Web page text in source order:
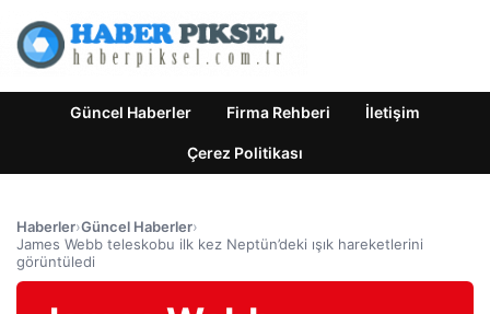
Güncel Haberler Firma Rehberi İletişim
Çerez Politikası
Haberler›Güncel Haberler›
James Webb teleskobu ilk kez Neptün’deki ışık hareketlerini
görüntüledi